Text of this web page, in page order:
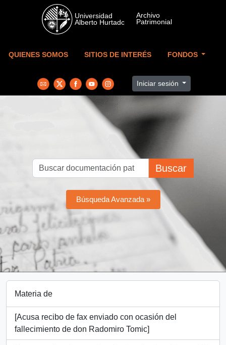
Skip to main content
QUIENES SOMOS SITIOS DE INTERÉS FONDOS
Iniciar sesión
Buscar
Búsqueda Avanzada »
Materia de
[Acusa recibo de fax enviado con ocasión del
fallecimiento de don Radomiro Tomic]